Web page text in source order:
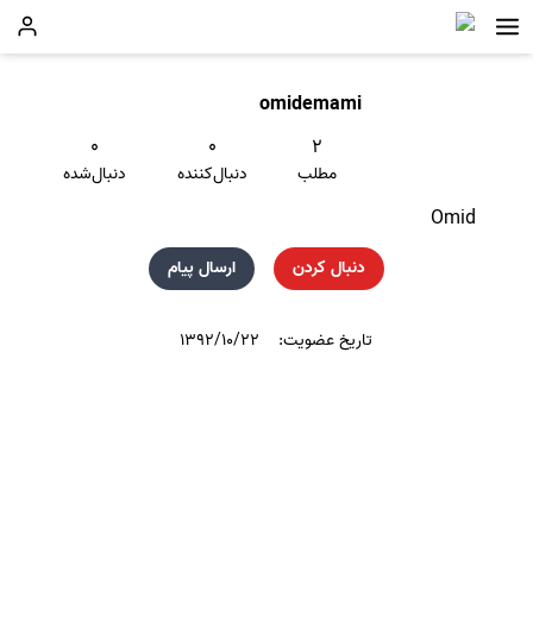
omidemami
۲
مطلب
۰
دنبال‌کننده
۰
دنبال‌شده
Omid
دنبال کردن ارسال پیام
تاریخ عضویت: ۱۳۹۲/۱۰/۲۲